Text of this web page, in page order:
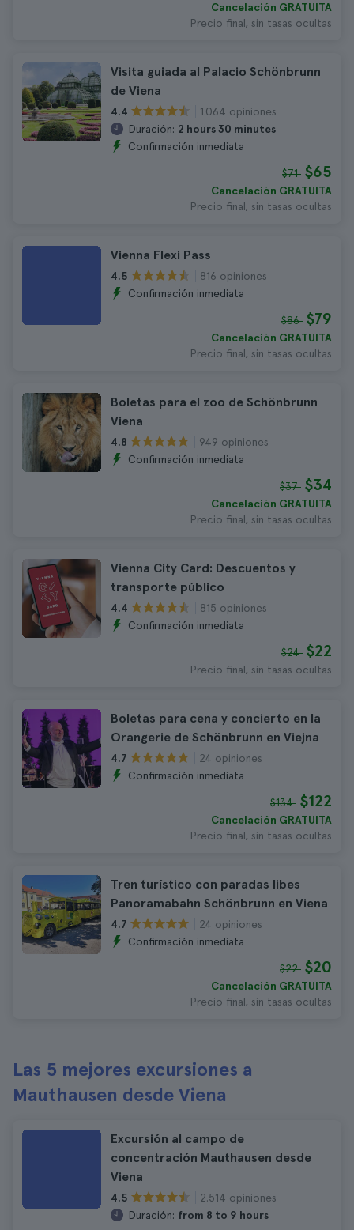
Cancelación GRATUITA
Precio final, sin tasas ocultas
Visita guiada al Palacio Schönbrunn
de Viena
4.4
1.064 opiniones
Duración: 2 hours 30 minutes
Confirmación inmediata
$71 $65
Cancelación GRATUITA
Precio final, sin tasas ocultas
Vienna Flexi Pass
4.5
816 opiniones
Confirmación inmediata
$86 $79
Cancelación GRATUITA
Precio final, sin tasas ocultas
Boletas para el zoo de Schönbrunn
Viena
4.8
949 opiniones
Confirmación inmediata
$37 $34
Cancelación GRATUITA
Precio final, sin tasas ocultas
Vienna City Card: Descuentos y
transporte público
4.4
815 opiniones
Confirmación inmediata
$24 $22
Precio final, sin tasas ocultas
Boletas para cena y concierto en la
Orangerie de Schönbrunn en Viejna
4.7
24 opiniones
Confirmación inmediata
$134 $122
Cancelación GRATUITA
Precio final, sin tasas ocultas
Tren turístico con paradas libes
Panoramabahn Schönbrunn en Viena
4.7
24 opiniones
Confirmación inmediata
$22 $20
Cancelación GRATUITA
Precio final, sin tasas ocultas
Las 5 mejores excursiones a
Mauthausen desde Viena
Excursión al campo de
concentración Mauthausen desde
Viena
4.5
2.514 opiniones
Duración: from 8 to 9 hours